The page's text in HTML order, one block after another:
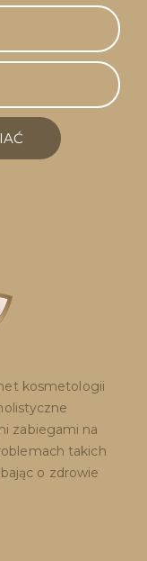
kosmetologii
zabiegami na
takich
o zdrowie